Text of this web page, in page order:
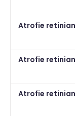
Atrofie
Atrofie
Atrofie